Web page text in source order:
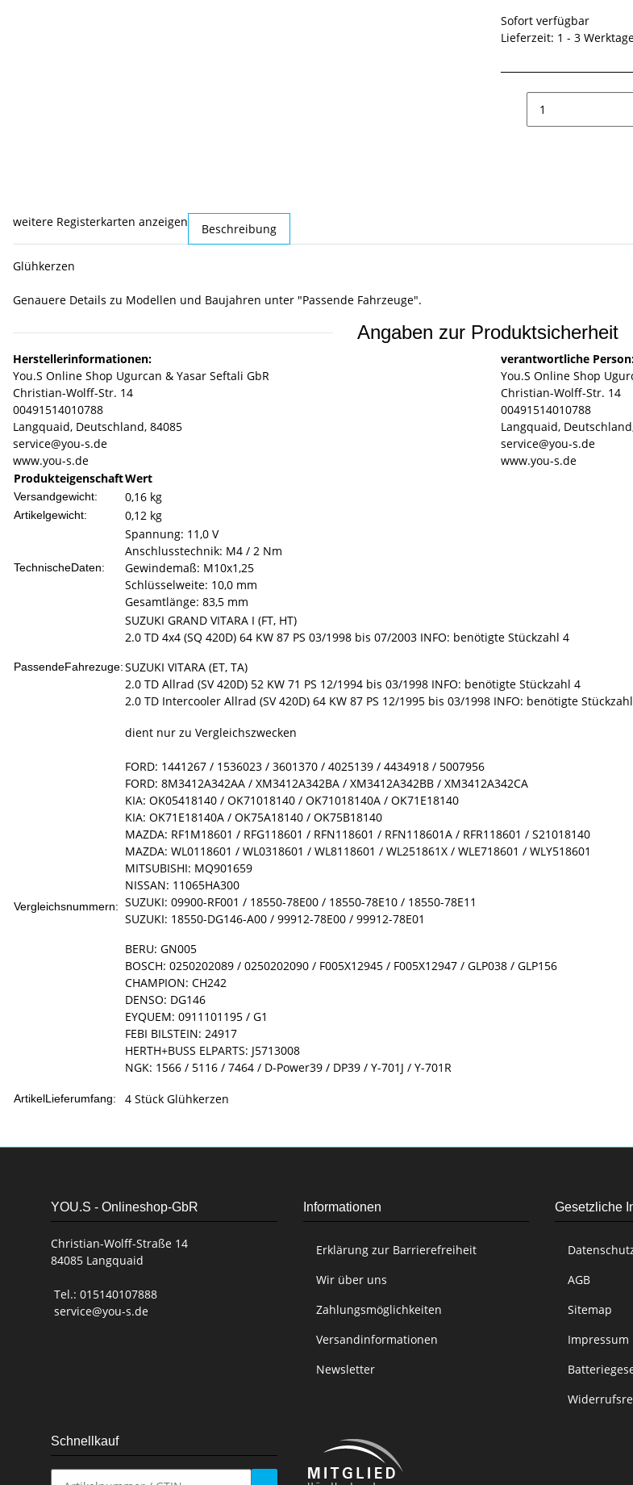
Sofort verfügbar
Lieferzeit: 1 - 3
weitere Registerkarten anzeigen Beschreibung
Glühkerzen
Genauere Details zu Modellen und Baujahren unter "Passende Fahrzeuge".
Angaben zur Produktsicherheit
Herstellerinformationen:
You.S Online Shop Ugurcan & Yasar Seftali GbR
Christian-Wolff-Str. 14
00491514010788
Langquaid, Deutschland, 84085
service@you-s.de
www.you-s.de
verantwortliche
You.S Online Shop
Christian-Wolff-Str. 14
00491514010788
Langquaid,
service@you-s.de
www.you-s.de
ProdukteigenschaftWert
Versandgewicht: 0,16 kg
Artikelgewicht: 0,12 kg
TechnischeDaten:
Spannung: 11,0 V
Anschlusstechnik: M4 / 2 Nm
Gewindemaß: M10x1,25
Schlüsselweite: 10,0 mm
Gesamtlänge: 83,5 mm
PassendeFahrezuge:
SUZUKI GRAND VITARA I (FT, HT)
2.0 TD 4x4 (SQ 420D) 64 KW 87 PS 03/1998 bis 07/2003 INFO: benötigte Stückzahl 4
SUZUKI VITARA (ET, TA)
2.0 TD Allrad (SV 420D) 52 KW 71 PS 12/1994 bis 03/1998 INFO: benötigte Stückzahl 4
2.0 TD Intercooler Allrad (SV 420D) 64 KW 87 PS 12/1995 bis 03/1998 INFO: benötigte
Vergleichsnummern:
dient nur zu Vergleichszwecken
FORD: 1441267 / 1536023 / 3601370 / 4025139 / 4434918 / 5007956
FORD: 8M3412A342AA / XM3412A342BA / XM3412A342BB / XM3412A342CA
KIA: OK05418140 / OK71018140 / OK71018140A / OK71E18140
KIA: OK71E18140A / OK75A18140 / OK75B18140
MAZDA: RF1M18601 / RFG118601 / RFN118601 / RFN118601A / RFR118601 / S21018140
MAZDA: WL0118601 / WL0318601 / WL8118601 / WL251861X / WLE718601 / WLY518601
MITSUBISHI: MQ901659
NISSAN: 11065HA300
SUZUKI: 09900-RF001 / 18550-78E00 / 18550-78E10 / 18550-78E11
SUZUKI: 18550-DG146-A00 / 99912-78E00 / 99912-78E01
BERU: GN005
BOSCH: 0250202089 / 0250202090 / F005X12945 / F005X12947 / GLP038 / GLP156
CHAMPION: CH242
DENSO: DG146
EYQUEM: 0911101195 / G1
FEBI BILSTEIN: 24917
HERTH+BUSS ELPARTS: J5713008
NGK: 1566 / 5116 / 7464 / D-Power39 / DP39 / Y-701J / Y-701R
ArtikelLieferumfang: 4 Stück Glühkerzen
YOU.S - Onlineshop-GbR
Christian-Wolff-Straße 14
84085 Langquaid
Tel.: 015140107888
service@you-s.de
Informationen
Erklärung zur Barrierefreiheit
Wir über uns
Zahlungsmöglichkeiten
Versandinformationen
Newsletter
Gesetzliche
AGB
Sitemap
Impressum
Schnellkauf